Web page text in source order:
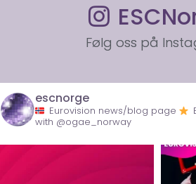
Følg oss på
escnorge
Eurovision news/blog page
with @ogae_norway